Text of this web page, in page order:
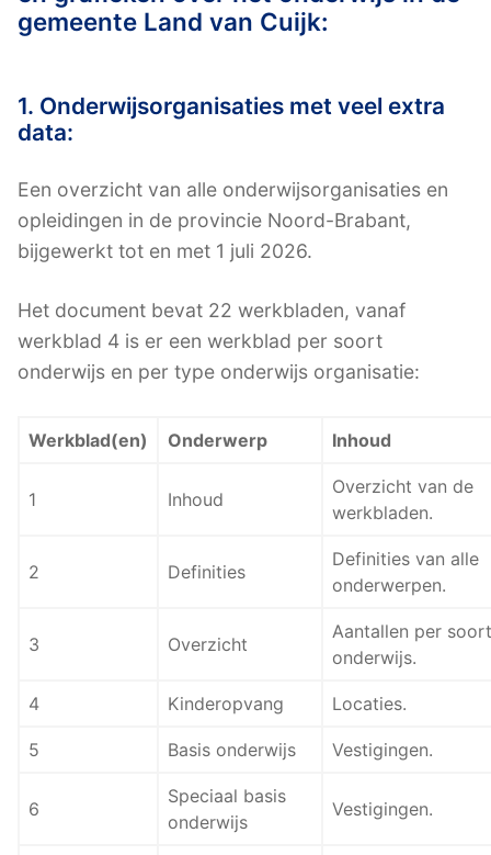
gemeente Land van Cuijk:
1. Onderwijsorganisaties met veel extra
data:
Een overzicht van alle onderwijsorganisaties en
opleidingen in de provincie Noord-Brabant,
bijgewerkt tot en met 1 juli 2026.
Het document bevat 22 werkbladen, vanaf
werkblad 4 is er een werkblad per soort
onderwijs en per type onderwijs organisatie:
Werkblad(en) Onderwerp Inhoud
1 Inhoud
Overzicht van de
werkbladen.
2 Definities
Definities van alle
onderwerpen.
3 Overzicht
Aantallen per soort
onderwijs.
4 Kinderopvang Locaties.
5 Basis onderwijs Vestigingen.
6
Speciaal basis
onderwijs
Vestigingen.